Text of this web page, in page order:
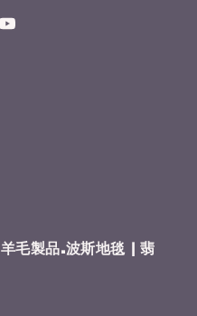
毛製品.波斯地毯 | 翡